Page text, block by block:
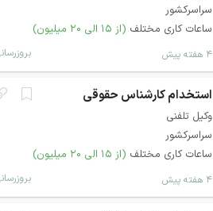
سراسرکشور
ساعات کاری مختلف (از ۱۵ الی ۲۰ میلیون)
۴ هفته پیش
استخدام کارشناس حقوقی
وکیل تلفنی
سراسرکشور
ساعات کاری مختلف (از ۱۵ الی ۲۰ میلیون)
۴ هفته پیش